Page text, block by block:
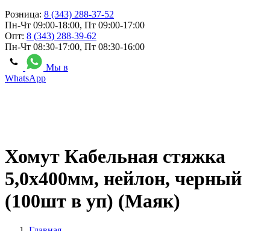
Розница: 8 (343) 288-37-52
Пн-Чт 09:00-18:00, Пт 09:00-17:00
Опт: 8 (343) 288-39-62
Пн-Чт 08:30-17:00, Пт 08:30-16:00
Мы в
WhatsApp
Хомут Кабельная стяжка
5,0х400мм, нейлон, черный
(100шт в уп) (Маяк)